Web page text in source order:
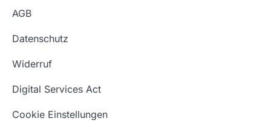
Impressum
Blog
Premium Services
Webhosting-Lexikon
Whois Domain
Was ist eine Domain?
Domain Umzug
AGB
Datenschutz
Widerruf
Digital Services Act
Cookie Einstellungen